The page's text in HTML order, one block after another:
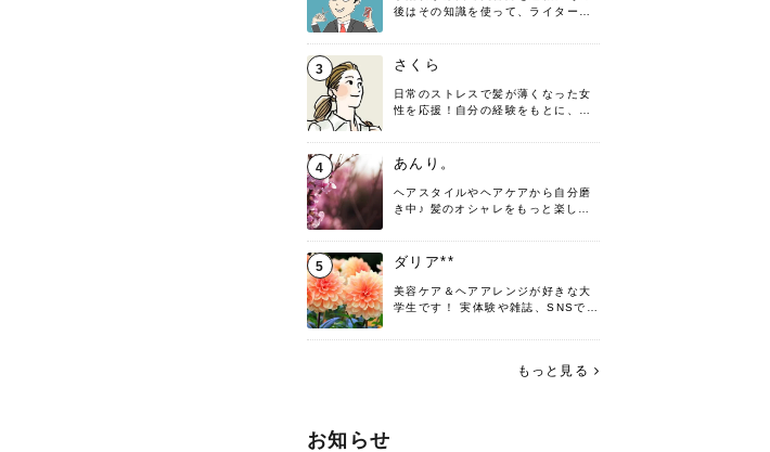
後はその知識を使って、ライターと
髪の知識をわかりやすく紹介しま
す！
3 さくら
日常のストレスで髪が薄くなった女
性を応援！自分の経験をもとに、執
4 あんり。
ヘアスタイルやヘアケアから自分磨
き中♪ 髪のオシャレをもっと楽しめ
♡ 役立つ情報をお届けできるように
頑張ります！よろしくお願いしま
5 ダリア**
美容ケア＆ヘアアレンジが好きな大
学生です！ 実体験や雑誌、SNSで知
す。 これからよろしくお願いします
もっと見る
お知らせ